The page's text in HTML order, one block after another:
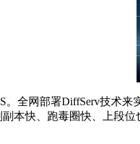
网部署DiffServ技术来
本快、跑毒圈快、上段